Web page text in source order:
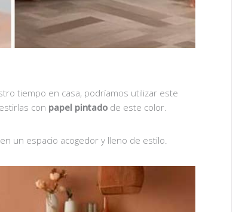
tiempo en casa, podríamos utilizar este
con papel pintado de este color.
un espacio acogedor y lleno de estilo.